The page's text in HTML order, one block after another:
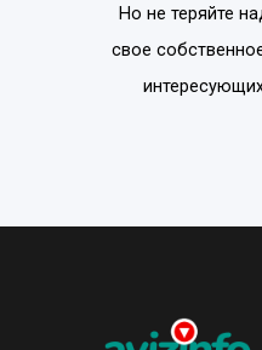
Но не теряйте
свое